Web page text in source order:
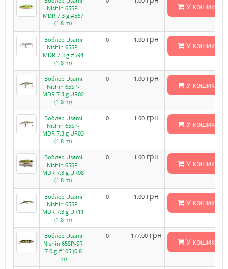
Nishin 65SP-
MDR 7.3 g #567
(1.8 m)
У кошик
Воблер Usami
Nishin 65SP-
MDR 7.3 g #594
(1.8 m)
0 1.00 грн
У кошик
Воблер Usami
Nishin 65SP-
MDR 7.3 g UR02
(1.8 m)
0 1.00 грн
У кошик
Воблер Usami
Nishin 65SP-
MDR 7.3 g UR03
(1.8 m)
0 1.00 грн
У кошик
Воблер Usami
Nishin 65SP-
MDR 7.3 g UR08
(1.8 m)
0 1.00 грн
У кошик
Воблер Usami
Nishin 65SP-
MDR 7.3 g UR11
(1.8 m)
0 1.00 грн
У кошик
Воблер Usami
Nishin 65SP-SR
7.0 g #105 (0.8
m)
0 177.00 грн
У кошик